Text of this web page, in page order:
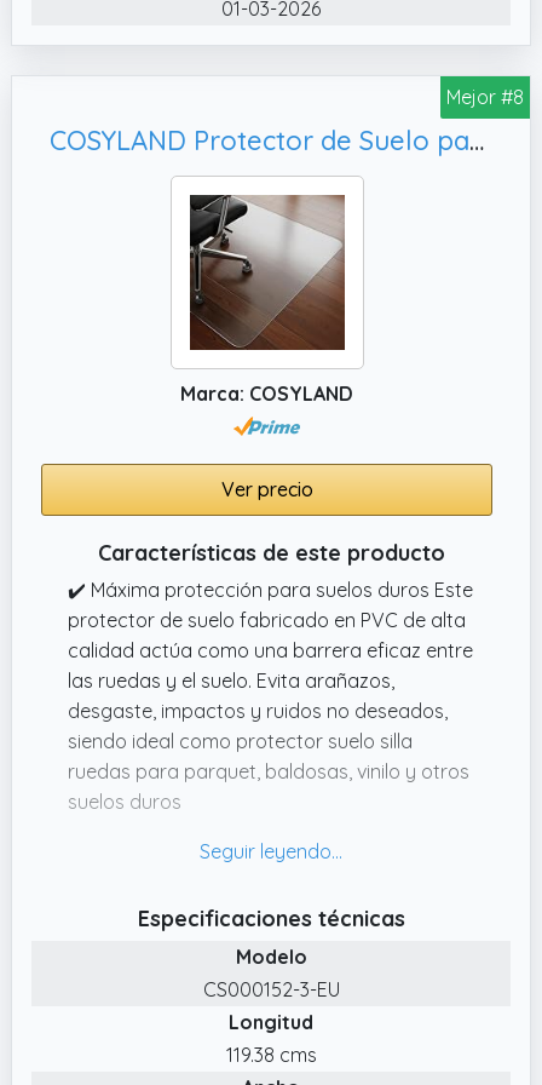
ruedas para parquet, baldosas, vinilo y otros
suelos duros
✔️ Disponible en múltiples tamaños
Ofrecemos esta alfombra silla escritorio en
una variedad de medidas para adaptarse a
diferentes necesidades y configuraciones de
espacio, tanto en el hogar como en la oficina
01-03-2026
Mejor #8
COSYLAND Protector de Suelo para Silla con Ruedas, Antiarrayado y Duradero
Marca: COSYLAND
Ver precio
Características de este producto
✔️ Máxima protección para suelos duros Este
protector de suelo fabricado en PVC de alta
calidad actúa como una barrera eficaz entre
las ruedas y el suelo. Evita arañazos,
desgaste, impactos y ruidos no deseados,
siendo ideal como protector suelo silla
ruedas para parquet, baldosas, vinilo y otros
suelos duros
y resistente a las manchas, esta alfombra
paño húmedo. Cuando no se utiliza, puede
enrollarse o plegarse sin perder su forma,
facilitando su almacenamiento
✔️ Diseño transparente que conserva la
estética Gracias a su diseño sencillo y color
Especificaciones técnicas
Modelo
CS000152-3-EU
Longitud
119.38 cms